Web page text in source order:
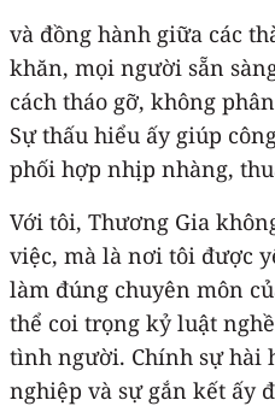
và đồng hành giữa các
khăn, mọi người sẵn
cách tháo gỡ, không
Sự thấu hiểu ấy giúp
phối hợp nhịp nhàng,
Với tôi, Thương Gia
việc, mà là nơi tôi được
làm đúng chuyên môn
thể coi trọng kỷ luật
tình người. Chính sự hài
nghiệp và sự gắn kết ấy